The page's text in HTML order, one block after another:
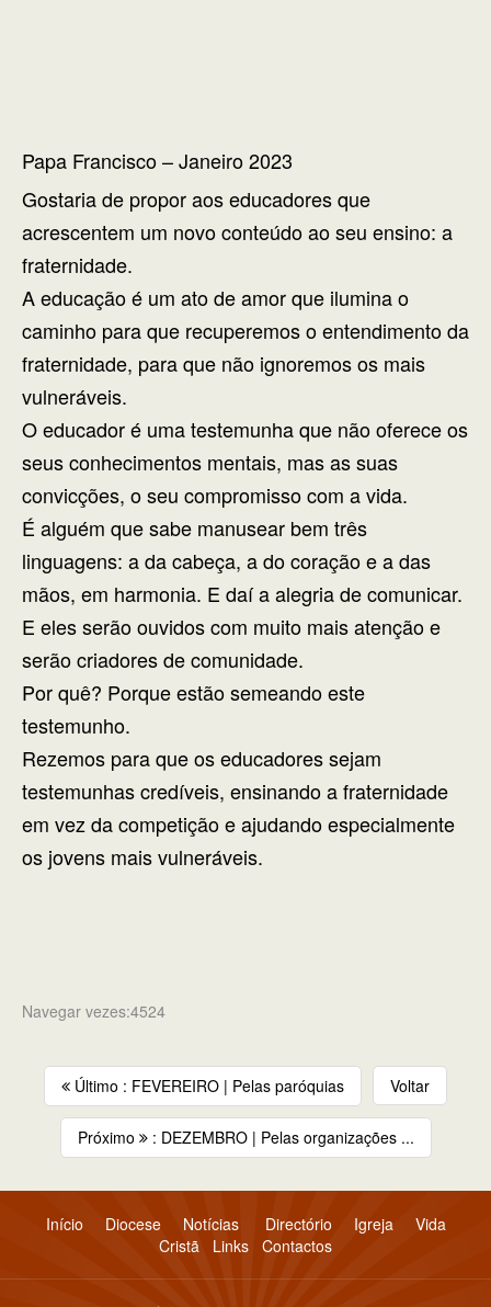
Papa Francisco – Janeiro 2023
Gostaria de propor aos educadores que
acrescentem um novo conteúdo ao seu ensino: a
fraternidade.
A educação é um ato de amor que ilumina o
caminho para que recuperemos o entendimento da
fraternidade, para que não ignoremos os mais
vulneráveis.
O educador é uma testemunha que não oferece os
seus conhecimentos mentais, mas as suas
convicções, o seu compromisso com a vida.
É alguém que sabe manusear bem três
linguagens: a da cabeça, a do coração e a das
mãos, em harmonia. E daí a alegria de comunicar.
E eles serão ouvidos com muito mais atenção e
serão criadores de comunidade.
Por quê? Porque estão semeando este
testemunho.
Rezemos para que os educadores sejam
testemunhas credíveis, ensinando a fraternidade
em vez da competição e ajudando especialmente
os jovens mais vulneráveis.
Navegar vezes:4524
Último : FEVEREIRO | Pelas paróquias Voltar
Próximo : DEZEMBRO | Pelas organizações ...
Início Diocese Notícias Directório Igreja
Vida
Cristã
Links Contactos